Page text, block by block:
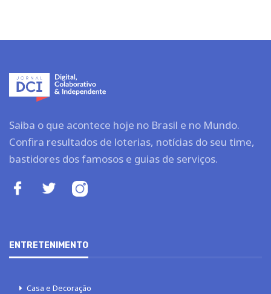
Saiba o que acontece hoje no Brasil e no Mundo.
Confira resultados de loterias, notícias do seu time,
bastidores dos famosos e guias de serviços.
ENTRETENIMENTO
Casa e Decoração